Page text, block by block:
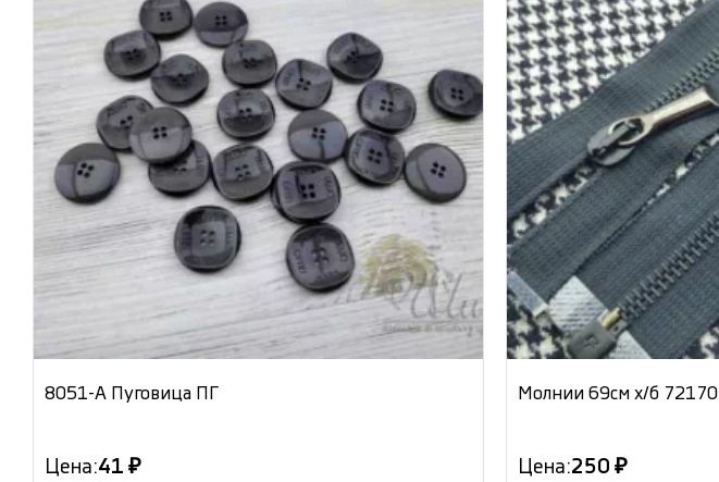
8051-А Пуговица ПГ
Цена:41 ₽
Молнии 69см х/б 72170
Цена:250 ₽